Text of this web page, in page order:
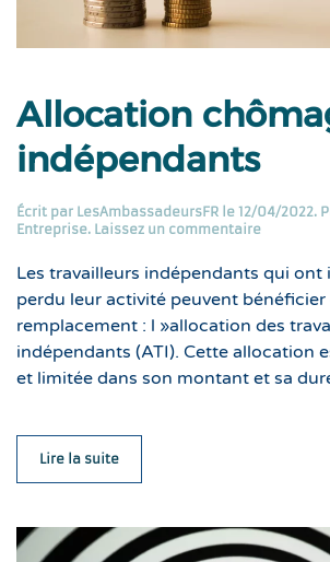
Allocation
indépendants
Écrit par LesAmbassadeursFR le 12/04/2022.
Entreprise. Laissez un commentaire
Les travailleurs indépendants qui
perdu leur activité peuvent bénéficier
remplacement : l »allocation des
indépendants (ATI). Cette allocation
et limitée dans son montant et sa
Lire la suite